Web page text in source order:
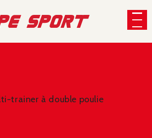
trainer à double poulie